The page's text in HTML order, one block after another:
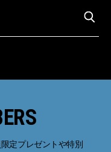
定プレゼントや特別